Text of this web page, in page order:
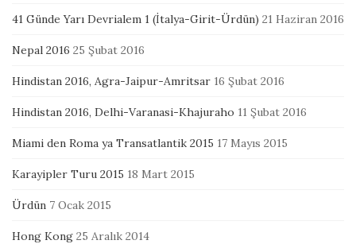
41 Günde Yarı Devrialem 1 (İtalya-Girit-Ürdün) 21 Haziran 2016
Nepal 2016 25 Şubat 2016
Hindistan 2016, Agra-Jaipur-Amritsar 16 Şubat 2016
Hindistan 2016, Delhi-Varanasi-Khajuraho 11 Şubat 2016
Miami den Roma ya Transatlantik 2015 17 Mayıs 2015
Karayipler Turu 2015 18 Mart 2015
Ürdün 7 Ocak 2015
Hong Kong 25 Aralık 2014